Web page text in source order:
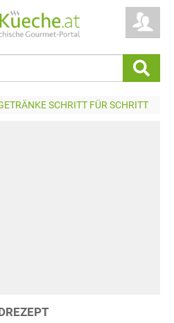
SCHRITT FÜR SCHRITT